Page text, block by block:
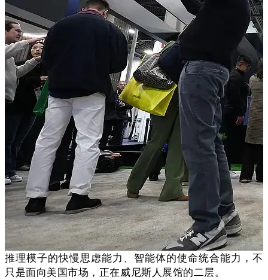
推理模子的快慢思虑能力、智能体的使命统合能力，不
只是面向美国市场，正在威尼斯人展馆的二层。